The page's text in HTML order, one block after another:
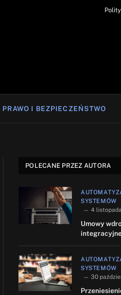
PRAWO I BEZPIECZEŃSTWO
POLECANE PRZEZ AUTORA
SYSTEMÓW
4
Umowy
SYSTEMÓW
30